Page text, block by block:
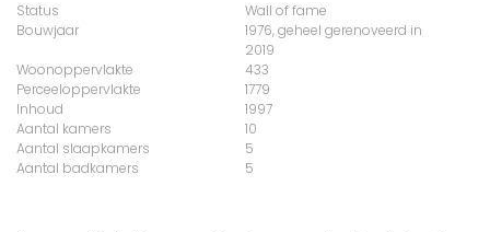
Status
Wall of fame
Bouwjaar
1976, geheel gerenoveerd in
2019
Woonoppervlakte
433
Perceeloppervlakte
1779
Inhoud
1997
Aantal kamers
10
Aantal slaapkamers
5
Aantal badkamers
5